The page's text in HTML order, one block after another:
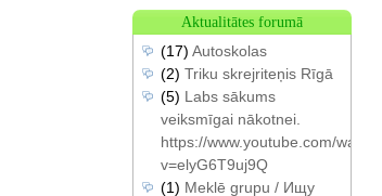
Aktualitātes forumā
(17) Autoskolas
(2) Triku skrejriteņis Rīgā
(5) Labs sākums
veiksmīgai nākotnei.
https://www.youtube.com/watch?
v=elyG6T9uj9Q
(1) Meklē grupu / Ищу